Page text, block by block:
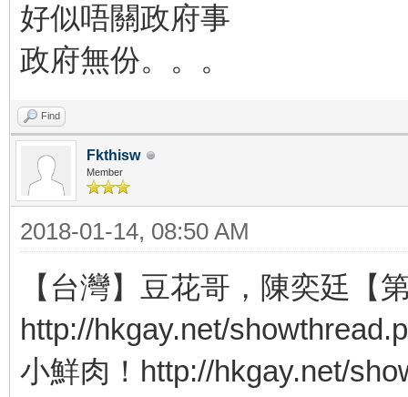
好似唔關政府事
政府無份。。。
Find
Fkthisw
Member
2018-01-14, 08:50 AM
【台灣】豆花哥，陳奕廷【
http://hkgay.net/
小鮮肉！http://hkgay.net/